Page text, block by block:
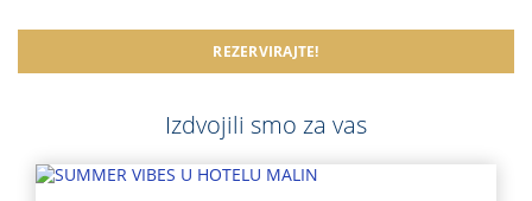
REZERVIRAJTE!
Izdvojili smo za vas